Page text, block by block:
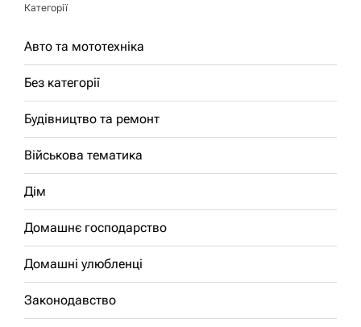
Категорії
Авто та мототехніка
Без категорії
Будівництво та ремонт
Військова тематика
Дім
Домашнє господарство
Домашні улюбленці
Законодавство